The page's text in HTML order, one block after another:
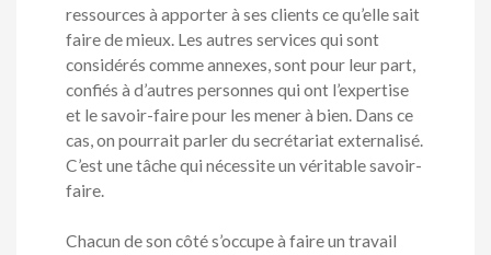
ressources à apporter à ses clients ce qu’elle sait
faire de mieux. Les autres services qui sont
considérés comme annexes, sont pour leur part,
confiés à d’autres personnes qui ont l’expertise
et le savoir-faire pour les mener à bien. Dans ce
cas, on pourrait parler du secrétariat externalisé.
C’est une tâche qui nécessite un véritable savoir-
faire.
Chacun de son côté s’occupe à faire un travail